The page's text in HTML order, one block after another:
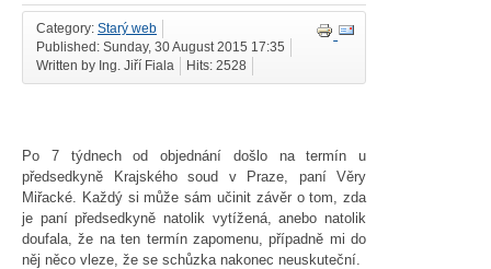
Category: Starý web
Published: Sunday, 30 August 2015 17:35
Written by Ing. Jiří Fiala
Hits: 2528
Po 7 týdnech od objednání došlo na termín u
předsedkyně Krajského soud v Praze, paní Věry
Miřacké. Každý si může sám učinit závěr o tom, zda
je paní předsedkyně natolik vytížená, anebo natolik
doufala, že na ten termín zapomenu, případně mi do
něj něco vleze, že se schůzka nakonec neuskuteční.